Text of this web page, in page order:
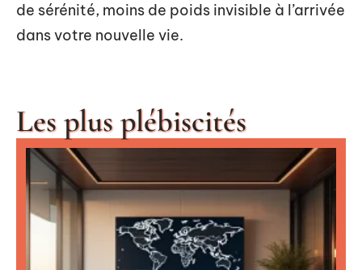
de sérénité, moins de poids invisible à l’arrivée
dans votre nouvelle vie.
Les plus plébiscités